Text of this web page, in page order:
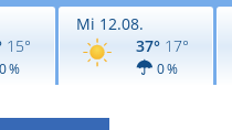
15°
0 %
Mi 12.08.
37° 17°
0 %